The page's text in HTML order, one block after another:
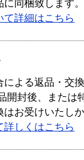
に同梱致します。
て詳細はこちら
による返品・交
開封後、または
はお受けいたし
詳しくはこちら